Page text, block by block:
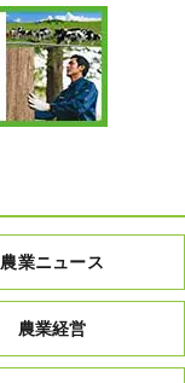
農業ニュース
農業経営